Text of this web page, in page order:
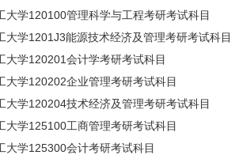
大学120100管理科学与工程考研考试科目
大学1201J3能源技术经济及管理考研考试科目
大学120201会计学考研考试科目
大学120202企业管理考研考试科目
大学120204技术经济及管理考研考试科目
大学125100工商管理考研考试科目
大学125300会计考研考试科目